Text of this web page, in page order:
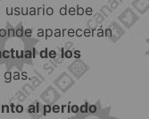
debe
aparecerán
de los
al período